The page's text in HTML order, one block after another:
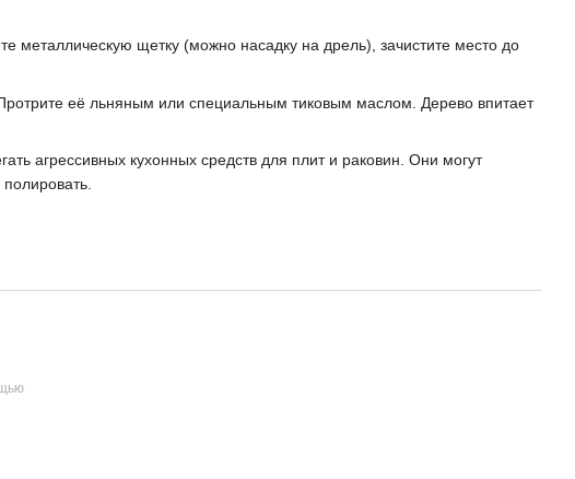
металлическую щетку (можно насадку на дрель), зачистите место до
её льняным или специальным тиковым маслом. Дерево впитает
агрессивных кухонных средств для плит и раковин. Они могут